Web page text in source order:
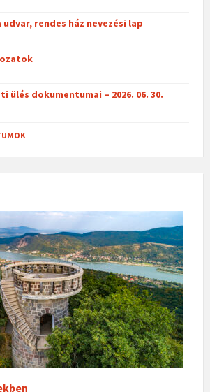
udvar, rendes ház nevezési lap
ülés dokumentumai – 2026. 06. 30.